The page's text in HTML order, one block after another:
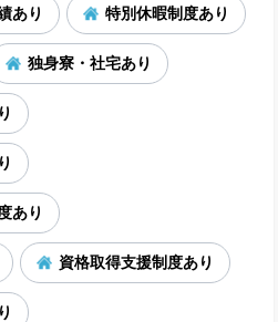
あり 特別休暇制度あり
独身寮・社宅あり
あり
資格取得支援制度あり